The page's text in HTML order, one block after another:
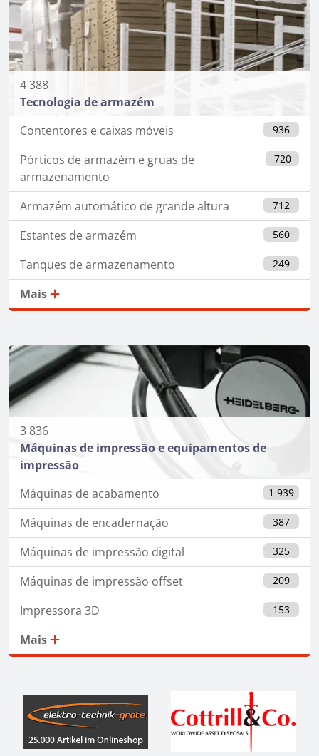
4 388
Tecnologia de armazém
Contentores e caixas móveis
936
Pórticos de armazém e gruas de
armazenamento
720
Armazém automático de grande altura 712
Estantes de armazém 560
Tanques de armazenamento 249
Mais
3 836
Máquinas de impressão e equipamentos de
impressão
Máquinas de acabamento
1 939
Máquinas de encadernação 387
Máquinas de impressão digital 325
Máquinas de impressão offset 209
Impressora 3D 153
Mais